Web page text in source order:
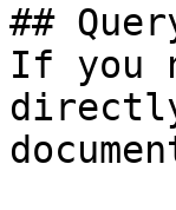
##
If you